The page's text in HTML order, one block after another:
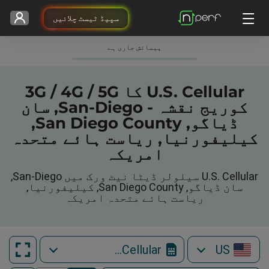
سپیڈ ٹیسٹ چلائیں
پیمائش جاری ہے
U.S. Cellular کا 3G / 4G / 5G
کوریج نقشہ - San-Diego, سان
ڈیاگو, San Diego County,
کیلیفورنیا, ریاست ہائے متحدہ
امریکہ
U.S. Cellular سیلولر ڈیٹا نیٹ ورک میں San-Diego,
سان ڈیاگو, San Diego County, کیلیفورنیا,
ریاست ہائے متحدہ امریکہ
US
U.S. Cellular